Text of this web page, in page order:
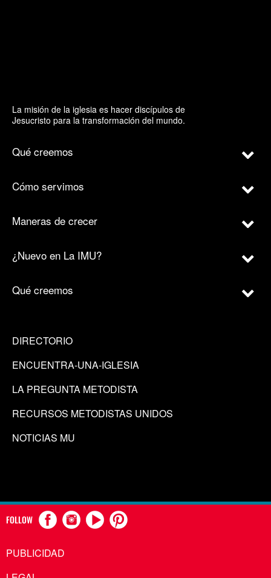
La misión de la iglesia es hacer discípulos de
Jesucristo para la transformación del mundo.
Qué creemos
Cómo servimos
Maneras de crecer
¿Nuevo en La IMU?
Qué creemos
DIRECTORIO
ENCUENTRA-UNA-IGLESIA
LA PREGUNTA METODISTA
RECURSOS METODISTAS UNIDOS
NOTICIAS MU
FOLLOW
PUBLICIDAD